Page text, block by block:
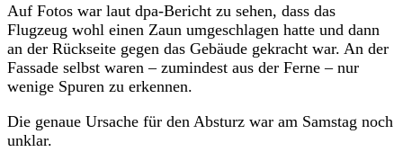
Auf Fotos war laut dpa-Bericht zu sehen, dass das
Flugzeug wohl einen Zaun umgeschlagen hatte und dann
an der Rückseite gegen das Gebäude gekracht war. An der
Fassade selbst waren – zumindest aus der Ferne – nur
wenige Spuren zu erkennen.
Die genaue Ursache für den Absturz war am Samstag noch
unklar.